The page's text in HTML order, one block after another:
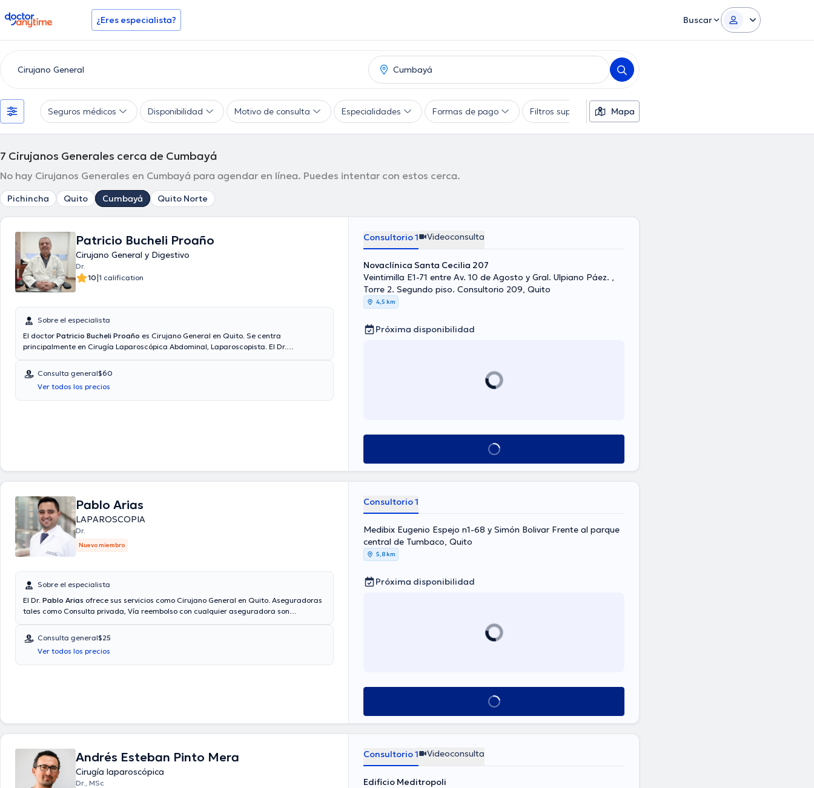
doctoranytime ¿Eres especialista? Buscar
Seguros médicos Disponibilidad Motivo de consulta Especialidades Formas de pago Filtros suplementariosMapa
7 Cirujanos Generales cerca de Cumbayá
No hay Cirujanos Generales en Cumbayá para agendar en línea. Puedes intentar con estos cerca.
Pichincha Quito Cumbayá Quito Norte
Patricio Bucheli Proaño
Cirujano General y Digestivo
Dr.
10|1 calification
Sobre el especialista
El doctor Patricio Bucheli Proaño es Cirujano General en Quito. Se centra
principalmente en Cirugía Laparoscópica Abdominal, Laparoscopista. El Dr.
precio de la consulta con el doctor Patricio Bucheli Proaño es de $60. En su
consultorio abarca todo lo relacionado con Cirugía de vesícula biliar, Apendicitis,
Hernias, Cirugía digestiva.
Consulta general$60
Ver todos los precios
Consultorio 1 Videoconsulta
Novaclínica Santa Cecilia 207
Veintimilla E1-71 entre Av. 10 de Agosto y Gral. Ulpiano Páez. ,
Torre 2. Segundo piso. Consultorio 209, Quito
4,5 km
Próxima disponibilidad
Ver más horarios
Pablo Arias
LAPAROSCOPIA
Dr.
Nuevo miembro
Sobre el especialista
El Dr. Pablo Arias ofrece sus servicios como Cirujano General en Quito. Aseguradoras
tales como Consulta privada, Vía reembolso con cualquier aseguradora son
Consulta general$25
Ver todos los precios
Consultorio 1
Medibix Eugenio Espejo n1-68 y Simón Bolivar Frente al parque
central de Tumbaco, Quito
5,8 km
Próxima disponibilidad
Ver más horarios
Andrés Esteban Pinto Mera
Cirugía laparoscópica
Dr., MSc
Consultorio 1 Videoconsulta
Edificio Meditropoli